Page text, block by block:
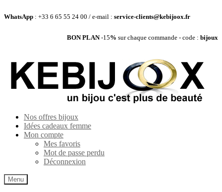
WhatsApp : +33 6 65 55 24 00 / e-mail : service-clients@kebijoox.fr
BON PLAN-15% sur chaque commande - code : bijoux
navigation
contenu
Nos offres bijoux
Idées cadeaux femme
Mon compte
Mes favoris
Mot de passe perdu
Déconnexion
Menu